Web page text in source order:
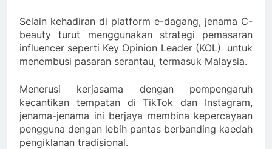
Selain kehadiran di platform e-dagang, jenama C-
beauty turut menggunakan strategi pemasaran
influencer seperti Key Opinion Leader (KOL) untuk
menembusi pasaran serantau, termasuk Malaysia.
Menerusi kerjasama dengan pempengaruh
kecantikan tempatan di TikTok dan Instagram,
jenama-jenama ini berjaya membina kepercayaan
pengguna dengan lebih pantas berbanding kaedah
pengiklanan tradisional.